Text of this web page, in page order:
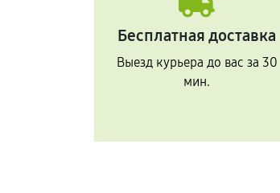
Бесплатная доставка
Выезд курьера до вас за 30
мин.